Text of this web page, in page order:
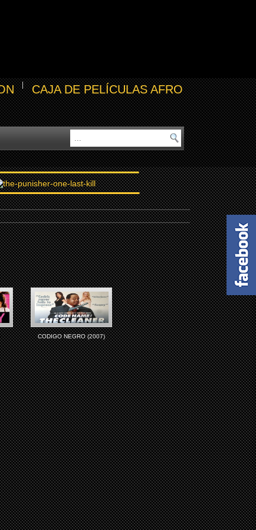
CAJA DE PELÍCULAS AFRO
CODIGO NEGRO (2007)